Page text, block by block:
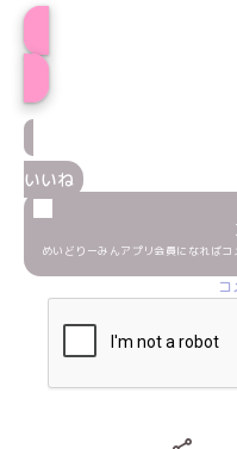
いいね
めいどりーみんアプリ会員になれば